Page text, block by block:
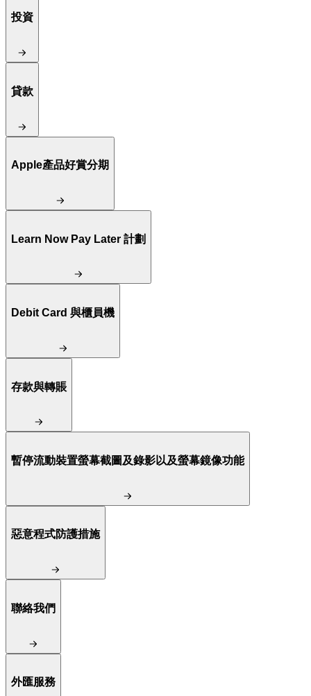
投資
貸款
Apple產品好賞分期
Learn Now Pay Later 計劃
Debit Card 與櫃員機
存款與轉賬
暫停流動裝置螢幕截圖及錄影以及螢幕鏡像功能
惡意程式防護措施
聯絡我們
外匯服務